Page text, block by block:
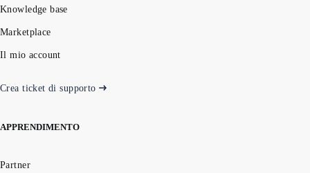
Knowledge base
Marketplace
Il mio account
Crea ticket di supporto
APPRENDIMENTO
Partner